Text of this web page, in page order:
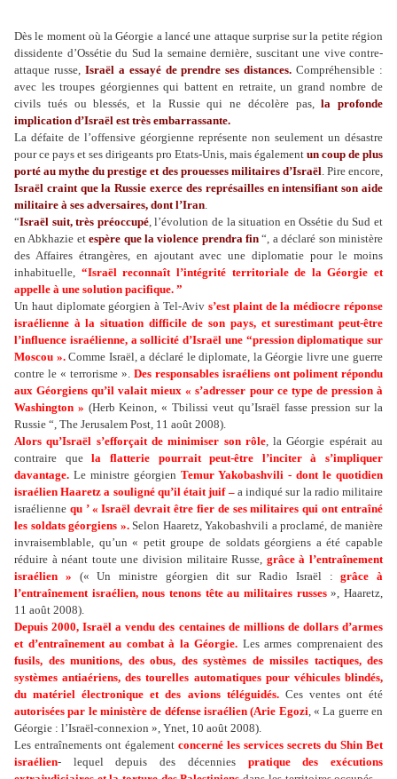
Dès le moment où la Géorgie a lancé une attaque surprise sur la petite région
dissidente d’Ossétie du Sud la semaine dernière, suscitant une vive contre-
attaque russe, Israël a essayé de prendre ses distances. Compréhensible :
avec les troupes géorgiennes qui battent en retraite, un grand nombre de
civils tués ou blessés, et la Russie qui ne décolère pas,la profonde
implication d’Israël est très embarrassante.
La défaite de l’offensive géorgienne représente non seulement un désastre
pour ce pays et ses dirigeants pro Etats-Unis, mais également un coup de plus
porté au mythe du prestige et des prouesses militaires d’Israël. Pire encore,
Israël craint que la Russie exerce des représailles en intensifiant son aide
militaire à ses adversaires, dont l’Iran.
“Israël suit, très préoccupé, l’évolution de la situation en Ossétie du Sud et
en Abkhazie etespère que la violence prendra fin “, a déclaré son ministère
des Affaires étrangères, en ajoutant avec une diplomatie pour le moins
inhabituelle, “Israël reconnaît l’intégrité territoriale de la Géorgie et
appelle à une solution pacifique. ”
Un haut diplomate géorgien à Tel-Aviv s’est plaint de la médiocre réponse
israélienne à la situation difficile de son pays, et surestimant peut-être
l’influence israélienne, a sollicité d’Israël une “pression diplomatique sur
Moscou ».Comme Israël, a déclaré le diplomate, la Géorgie livre une guerre
contre le « terrorisme ». Des responsables israéliens ont poliment répondu
aux Géorgiens qu’il valait mieux « s’adresser pour ce type de pression à
Washington » (Herb Keinon, « Tbilissi veut qu’Israël fasse pression sur la
Russie “, The Jerusalem Post, 11 août 2008).
Alors qu’Israël s’efforçait de minimiser son rôle, la Géorgie espérait au
contraire quela flatterie pourrait peut-être l’inciter à s’impliquer
davantage. Le ministre géorgien Temur Yakobashvili - dont le quotidien
israélien Haaretz a souligné qu’il était juif –a indiqué sur la radio militaire
israélienne qu ’ « Israël devrait être fier de ses militaires qui ont entraîné
les soldats géorgiens ».Selon Haaretz, Yakobashvili a proclamé, de manière
invraisemblable, qu’un « petit groupe de soldats géorgiens a été capable
réduire à néant toute une division militaire Russe, grâce à l’entraînement
israélien » (« Un ministre géorgien dit sur Radio Israël :grâce à
l’entraînement israélien, nous tenons tête au militaires russes», Haaretz,
11 août 2008).
Depuis 2000, Israël a vendu des centaines de millions de dollars d’armes
et d’entraînement au combat à la Géorgie. Les armes comprenaient des
fusils, des munitions, des obus, des systèmes de missiles tactiques, des
systèmes antiaériens, des tourelles automatiques pour véhicules blindés,
du matériel électronique et des avions téléguidés.Ces ventes ont été
autorisées par le ministère de défense israélien (Arie Egozi, « La guerre en
Géorgie : l’Israël-connexion », Ynet, 10 août 2008).
Les entraînements ont également concerné les services secrets du Shin Bet
israélien- lequel depuis des décennies pratique des exécutions